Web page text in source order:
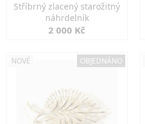
Stříbrný zlacený starožitný
náhrdelník
2 000 Kč
NOVÉ OBJEDNÁNO